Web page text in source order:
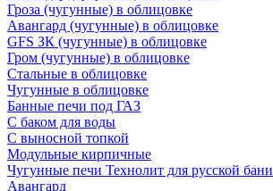
Гроза (чугунные) в облицовке
Авангард (чугунные) в облицовке
GFS ЗК (чугунные) в облицовке
Гром (чугунные) в облицовке
Стальные в облицовке
Чугунные в облицовке
Банные печи под ГАЗ
С баком для воды
С выносной топкой
Модульные кирпичные
Чугунные печи Технолит для русской бани
Авангард